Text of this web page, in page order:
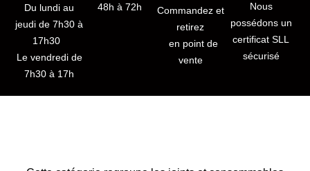
Du lundi au
jeudi de 7h30 à
17h30
Le vendredi de
7h30 à 17h
48h à 72h
Commandez et
retirez
en point de
vente
Nous
possédons un
certificat SLL
sécurisé